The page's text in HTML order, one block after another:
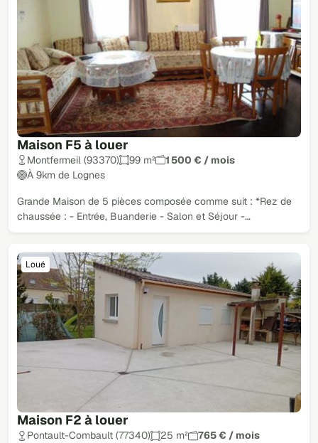
Maison F5 à louer
Montfermeil (93370) 99 m²
1 500 € / mois
À 9km de Lognes
Grande Maison de 5 pièces composée comme suit : *Rez de
chaussée : - Entrée, Buanderie - Salon et Séjour -…
Maison F2 à louer
Loué
Pontault-Combault (77340) 25 m² 765 € / mois